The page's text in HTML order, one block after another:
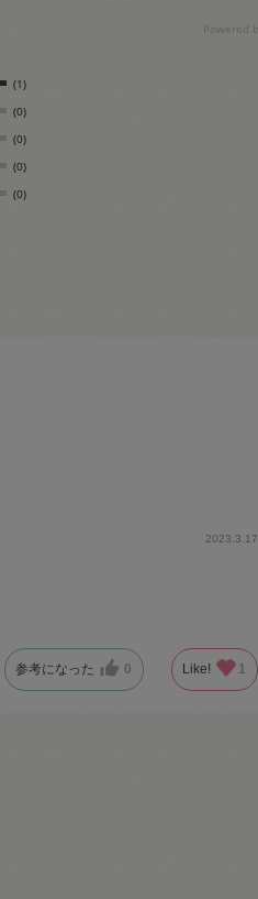
(1)
(0)
(0)
(0)
(0)
2023.3.17
参考になった 0 Like! 1